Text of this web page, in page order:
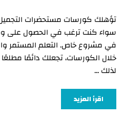
سواء كنت ترغب في الحصول على
في مشروع خاص. التعلم المستمر
خلال الكورسات، تجعلك دائمًا
لذلك …
اقرأ المزيد